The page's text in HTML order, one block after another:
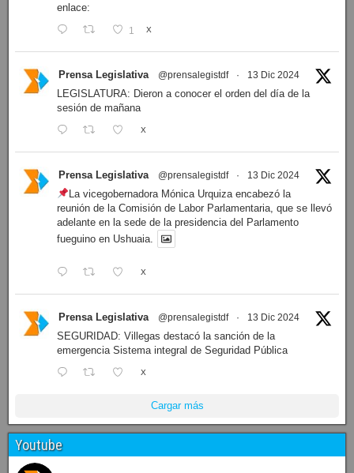
enlace:
1 X
Prensa Legislativa @prensalegistdf · 13 Dic 2024
LEGISLATURA: Dieron a conocer el orden del día de la
sesión de mañana
X
Prensa Legislativa @prensalegistdf · 13 Dic 2024
La vicegobernadora Mónica Urquiza encabezó la
reunión de la Comisión de Labor Parlamentaria, que se llevó
adelante en la sede de la presidencia del Parlamento
fueguino en Ushuaia.
X
Prensa Legislativa @prensalegistdf · 13 Dic 2024
SEGURIDAD: Villegas destacó la sanción de la
emergencia Sistema integral de Seguridad Pública
X
Cargar más
Youtube